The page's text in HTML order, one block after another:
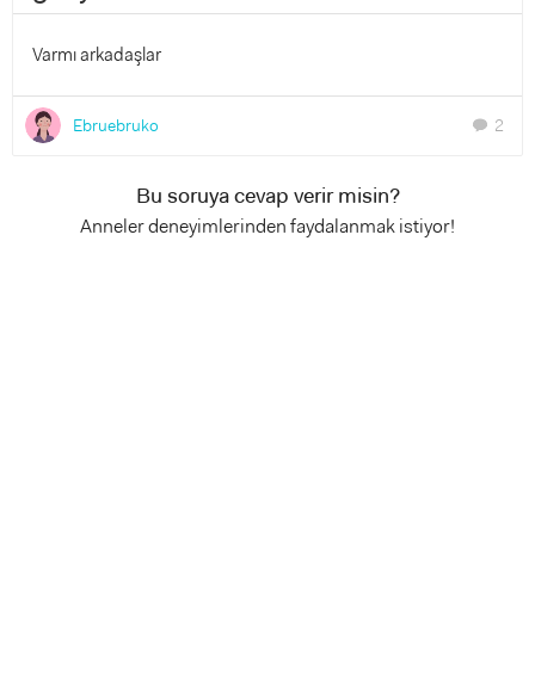
Varmı arkadaşlar
Ebruebruko chat 2
Bu soruya cevap verir misin?
Anneler deneyimlerinden faydalanmak istiyor!